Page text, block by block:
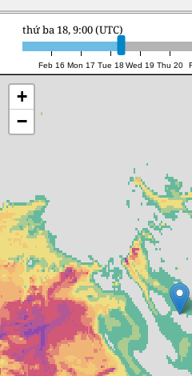
Feb 16 Mon 17 Tue 18 Wed 19 Thu 20
thứ tư 19, 3:00 (UTC)
+
−